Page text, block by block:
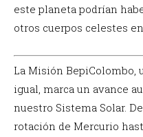
este planeta podrían
otros cuerpos celestes
La Misión
igual, marca un avance
nuestro Sistema Solar.
rotación de Mercurio